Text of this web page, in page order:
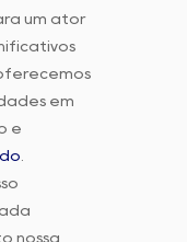
um ator
em
e
nossa